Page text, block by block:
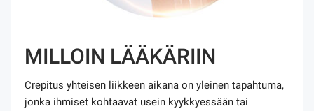
MILLOIN LÄÄKÄRIIN
Crepitus yhteisen liikkeen aikana on yleinen tapahtuma,
jonka ihmiset kohtaavat usein kyykkyessään tai